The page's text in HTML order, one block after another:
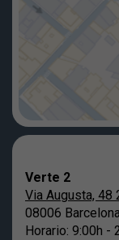
Verte 2
Via Augusta, 48
08006
Horario: 9:00h -